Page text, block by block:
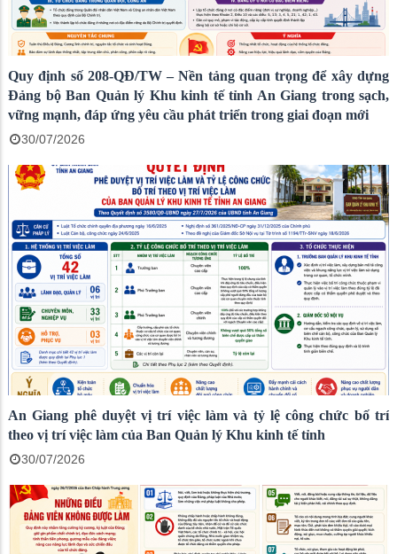
Quy định số 208-QĐ/TW – Nền tảng quan trọng để xây dựng
Đảng bộ Ban Quản lý Khu kinh tế tỉnh An Giang trong sạch,
vững mạnh, đáp ứng yêu cầu phát triển trong giai đoạn mới
30/07/2026
An Giang phê duyệt vị trí việc làm và tỷ lệ công chức bố trí
theo vị trí việc làm của Ban Quản lý Khu kinh tế tỉnh
30/07/2026